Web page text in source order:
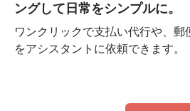
ングして日常をシンプルに。
ワンクリックで支払い代行や、郵
をアシスタントに依頼できます。